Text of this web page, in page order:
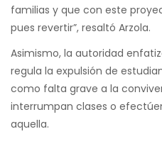
familias y que con este
pues revertir”, resaltó Arzola.
Asimismo, la autoridad
regula la expulsión de
como falta grave a la
interrumpan clases o
aquella.